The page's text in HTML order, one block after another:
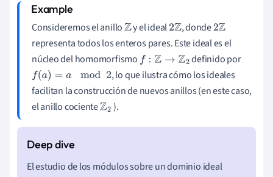
Consideremos el anilloZy el ideal2Z, donde2Z
representa todos los enteros pares. Este ideal es el
núcleo del homomorfismo f:Z→Z2
definido por
f(a)=a mod
, lo que ilustra cómo los ideales
facilitan la construcción de nuevos anillos (en este caso,
el anillo cocienteZ2 ).
El estudio de los módulos sobre un dominio ideal